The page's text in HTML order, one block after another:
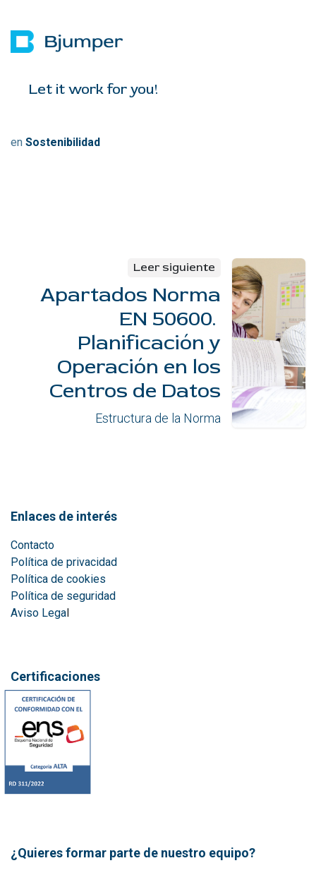
Let it work for you!
en Sostenibilidad
Leer siguiente
Apartados Norma
EN 50600.
Planificación y
Operación en los
Centros de Datos
Estructura de la Norma
Enlaces de interés
Contacto
Política de privacidad
Política de cookies
Política de seguridad
Aviso Lega
Certificaciones
¿Quieres formar parte de nuestro equipo?